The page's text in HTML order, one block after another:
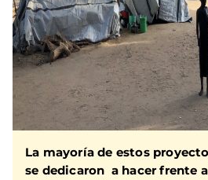
La mayoría de estos
se dedicaron a hacer frente